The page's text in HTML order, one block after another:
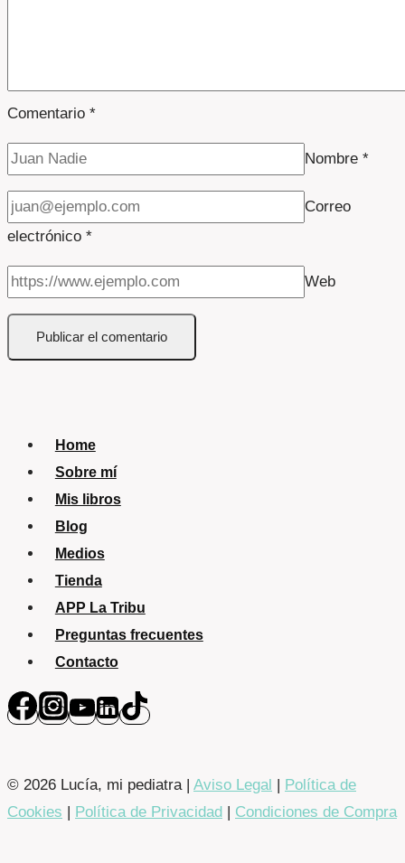
Comentario *
Nombre *
Correo
electrónico *
Web
Home
Sobre mí
Mis libros
Blog
Medios
Tienda
APP La Tribu
Preguntas frecuentes
Contacto
© 2026 Lucía, mi pediatra | Aviso Legal | Política de
Cookies | Política de Privacidad | Condiciones de Compra